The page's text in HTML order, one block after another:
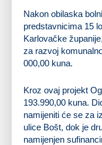
Nakon obilaska
predstavnicima 15
Karlovačke
za razvoj
000,00 kuna.
Kroz ovaj projekt
193.990,00 kuna.
namijeniti će se za
ulice Bošt, dok je
namijenjen